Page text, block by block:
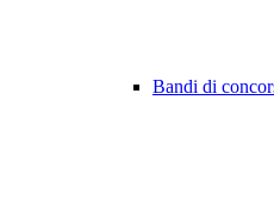
Bandi di